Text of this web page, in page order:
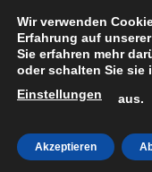
Inhalt
springen
HOME
Wir verwenden
Erfahrung auf
Sie erfahren mehr
oder schalten Sie sie
Einstellungen
aus.
Akzeptieren